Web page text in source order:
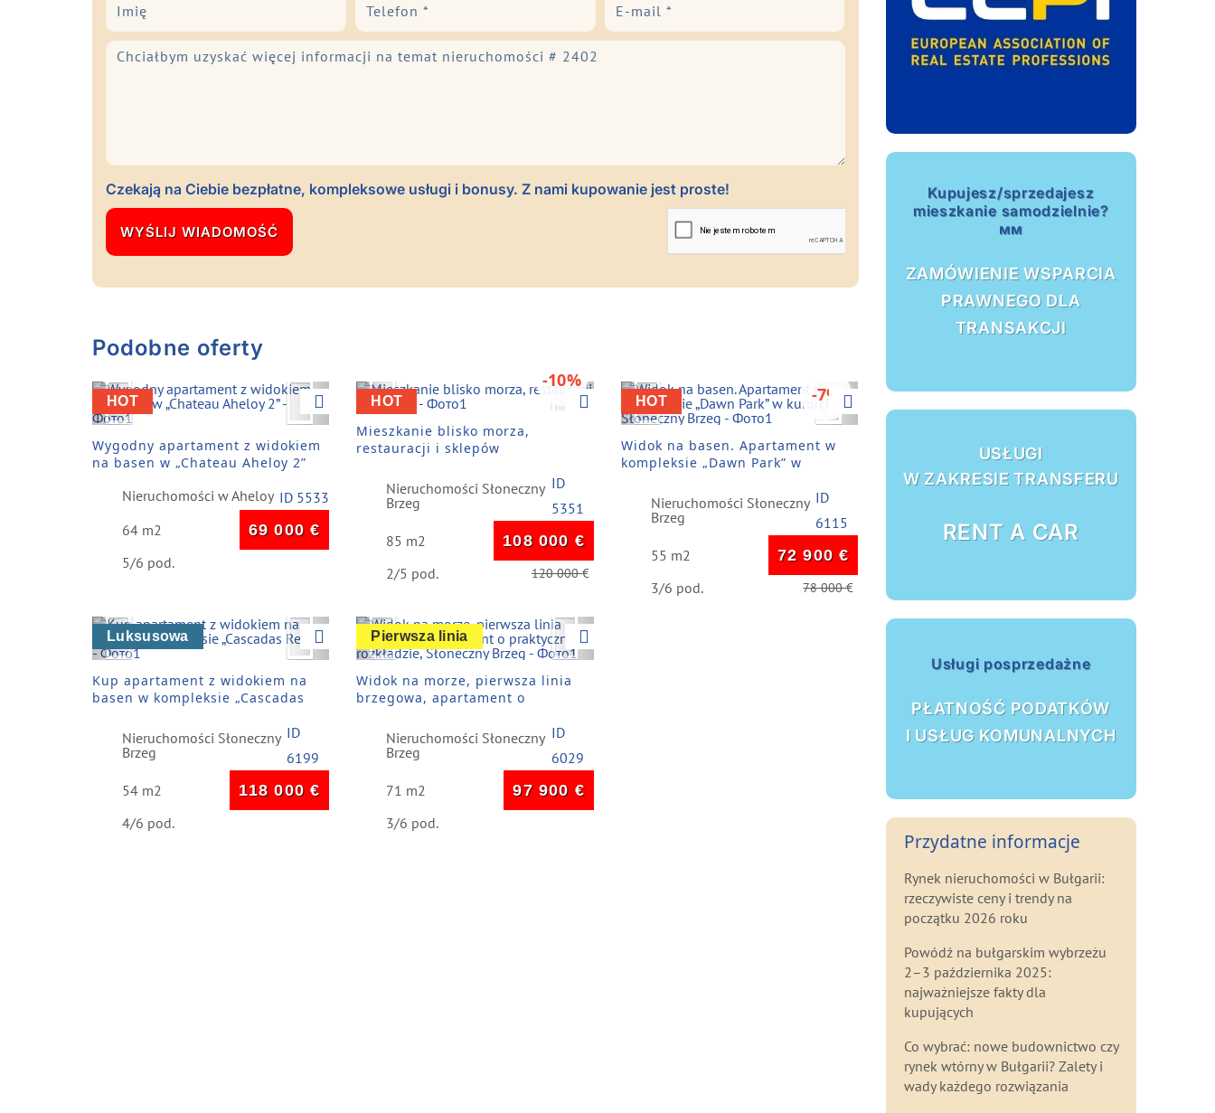
Czekają na Ciebie bezpłatne, kompleksowe usługi i bonusy. Z nami kupowanie jest proste!
Podobne oferty
Previous Next
HOT
Wygodny apartament z widokiem
na basen w „Chateau Aheloy 2”
Nieruchomości w Aheloy ID 5533
64 m2
69 000€
5/6 pod.
Previous Next
HOT
-10%
Mieszkanie blisko morza,
restauracji i sklepów
Nieruchomości Słoneczny
Brzeg
ID
5351
85 m2
108 000 €
2/5 pod.
120 000€
Previous Next
HOT -7%
Widok na basen. Apartament w
kompleksie „Dawn Park” w
Nieruchomości Słoneczny
Brzeg
ID
6115
55 m2
72 900€
3/6 pod.
78 000€
Previous Next
Luksusowa
Kup apartament z widokiem na
basen w kompleksie „Cascadas
Nieruchomości Słoneczny
Brzeg
ID
6199
54 m2
118 000€
4/6 pod.
Previous Next
Pierwsza linia
Widok na morze, pierwsza linia
brzegowa, apartament o
Słoneczny Brzeg
Nieruchomości Słoneczny
Brzeg
ID
6029
71 m2
97 900 €
3/6 pod.
Kupujesz/sprzedajesz
mieszkanie samodzielnie?
мм
ZAMÓWIENIE WSPARCIA
PRAWNEGO DLA
TRANSAKCJI
USŁUGI
W ZAKRESIE TRANSFERU
RENT A CAR
Usługi posprzedażne
PŁATNOŚĆ PODATKÓW
I USŁUG KOMUNALNYCH
Przydatne informacje
Rynek nieruchomości w Bułgarii:
rzeczywiste ceny i trendy na
początku 2026 roku
Powódź na bułgarskim wybrzeżu
2–3 października 2025:
najważniejsze fakty dla
kupujących
Co wybrać: nowe budownictwo czy
rynek wtórny w Bułgarii? Zalety i
wady każdego rozwiązania